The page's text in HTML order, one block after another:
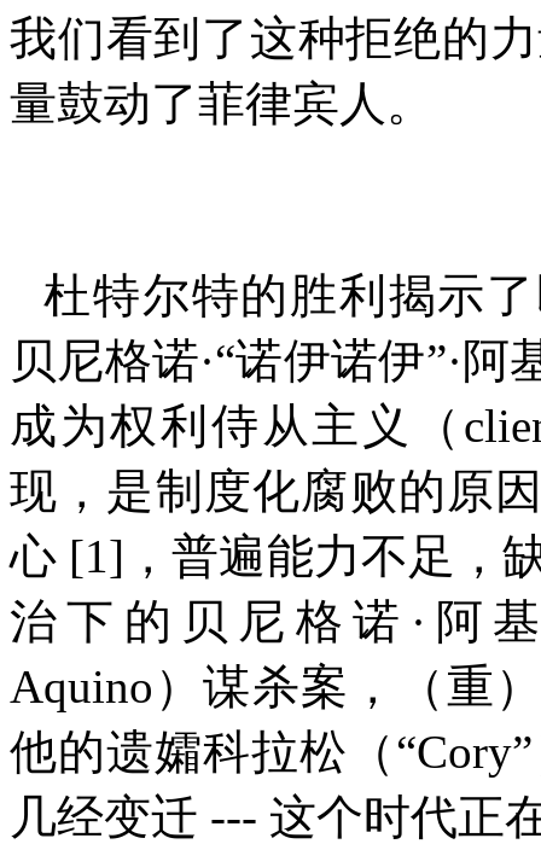
我们看到了这种拒绝的
量鼓动了菲律宾人。
杜特尔特的胜利揭示
贝尼格诺·“诺伊诺伊”·
成为权利侍从主义（
现，是制度化腐败的原
心 [1] ，普遍能力不足，
治下的贝尼格诺·阿
Aquino ）谋杀案，（重
他的遗孀科拉松（“Cory
几经变迁 --- 这个时代正